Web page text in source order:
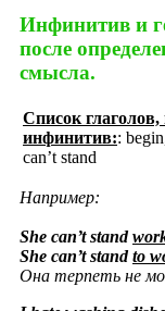
Инфинитив и
после
смысла.​
Список глаголов,
инфинитив::
can’t stand
Например:
She can’t stand
She can’t standto
Она терпеть не